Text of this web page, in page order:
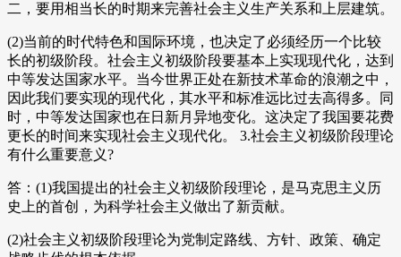
二，要用相当长的时期来完善社会主义生产关系和上层建筑。
(2)当前的时代特色和国际环境，也决定了必须经历一个比较
长的初级阶段。社会主义初级阶段要基本上实现现代化，达到
中等发达国家水平。当今世界正处在新技术革命的浪潮之中，
因此我们要实现的现代化，其水平和标准远比过去高得多。同
时，中等发达国家也在日新月异地变化。这决定了我国要花费
更长的时间来实现社会主义现代化。 3.社会主义初级阶段理论
有什么重要意义?
答：(1)我国提出的社会主义初级阶段理论，是马克思主义历
史上的首创，为科学社会主义做出了新贡献。
(2)社会主义初级阶段理论为党制定路线、方针、政策、确定